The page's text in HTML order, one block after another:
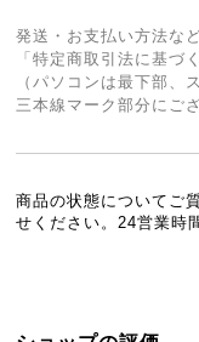
発送・お支払い方法など
「特定商取引法に基づ
（パソコンは最下部、
三本線マーク部分にご
商品の状態についてご
せください。24営業時